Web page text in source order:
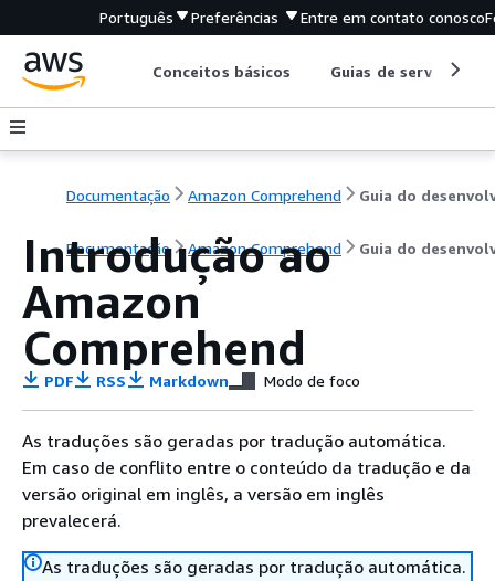
Português Preferências Entre em contato conosco
Conceitos básicos Guias de serviço
Documentação Amazon Comprehend
Documentação Amazon Comprehend Guia do
Introdução ao
Amazon
Comprehend
PDF RSS Markdown Modo de foco
As traduções são geradas por tradução automática.
Em caso de conflito entre o conteúdo da tradução e da
versão original em inglês, a versão em inglês
prevalecerá.
As traduções são geradas por tradução automática.